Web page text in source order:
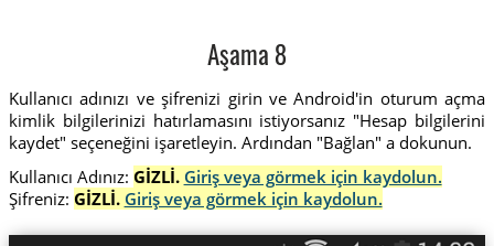
Aşama 8
Kullanıcı adınızı ve şifrenizi girin ve Android'in oturum açma
kimlik bilgilerinizi hatırlamasını istiyorsanız "Hesap bilgilerini
kaydet" seçeneğini işaretleyin. Ardından "Bağlan" a dokunun.
Kullanıcı Adınız: GİZLİ. Giriş veya görmek için kaydolun.
Şifreniz: GİZLİ. Giriş veya görmek için kaydolun.